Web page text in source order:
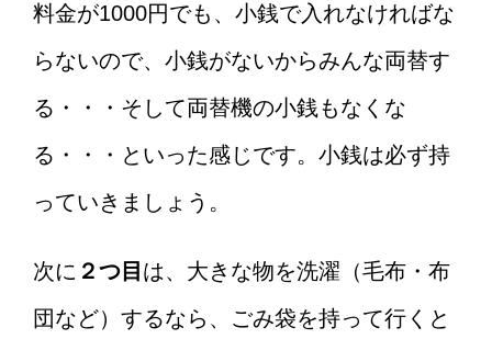
料金が1000円でも、小銭で入れなければな
らないので、小銭がないからみんな両替す
る・・・そして両替機の小銭もなくな
る・・・といった感じです。小銭は必ず持
っていきましょう。
次に ２つ目 は、大きな物を洗濯（毛布・布
団など）するなら、ごみ袋を持って行くと